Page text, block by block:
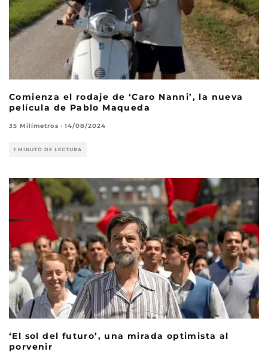
Comienza el rodaje de ‘Caro Nanni’, la nueva
película de Pablo Maqueda
35 Milímetros · 14/08/2024
1 MINUTO DE LECTURA
‘El sol del futuro’, una mirada optimista al
porvenir